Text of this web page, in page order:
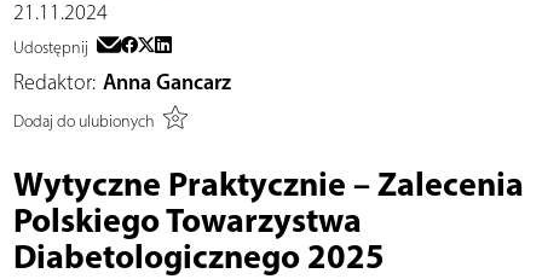
21.11.2024
Udostępnij
Redaktor: Anna Gancarz
Dodaj do ulubionych
Wytyczne Praktycznie – Zalecenia
Polskiego Towarzystwa
Diabetologicznego 2025